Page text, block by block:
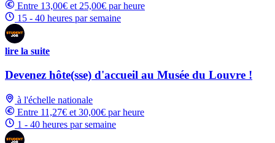
Entre 13,00€ et 25,00€ par heure
15 - 40 heures par semaine
lire la suite
Devenez hôte(sse) d'accueil au Musée du Louvre !
à l'échelle nationale
Entre 11,27€ et 30,00€ par heure
1 - 40 heures par semaine